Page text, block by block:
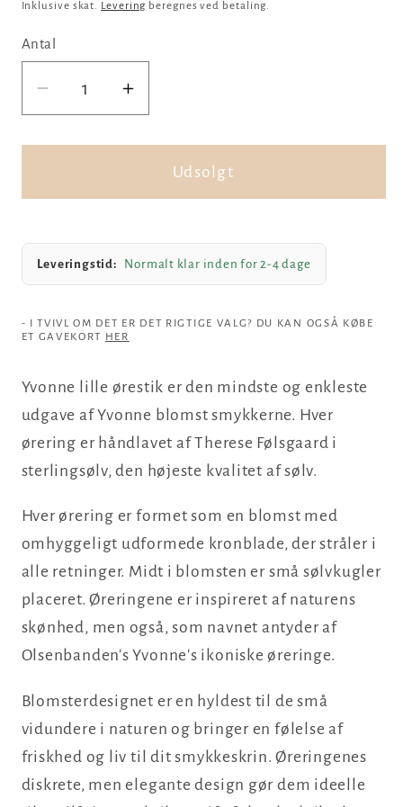
Inklusive skat. Levering beregnes ved betaling.
Antal
Reducer
antallet
for
lille
Øg
antallet
for
Yvonne
lille
Udsolgt
Leveringstid: Normalt klar inden for 2-4 dage
- I TVIVL OM DET ER DET RIGTIGE VALG? DU KAN OGSÅ KØBE
ET GAVEKORT
HER
Yvonne lille ørestik er den mindste og enkleste
udgave af Yvonne blomst smykkerne. Hver
ørering er håndlavet af Therese Følsgaard i
sterlingsølv, den højeste kvalitet af sølv.
Hver ørering er formet som en blomst med
omhyggeligt udformede kronblade, der stråler i
alle retninger. Midt i blomsten er små sølvkugler
placeret. Øreringene er inspireret af naturens
skønhed, men også, som navnet antyder af
Olsenbanden's Yvonne's ikoniske øreringe.
Blomsterdesignet er en hyldest til de små
vidundere i naturen og bringer en følelse af
friskhed og liv til dit smykkeskrin.Øreringenes
diskrete, men elegante design gør dem ideelle